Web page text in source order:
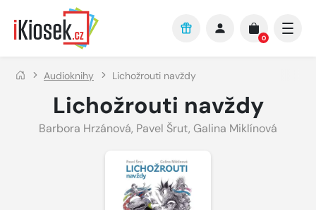
Přejít na hlavní obsah
0
Audioknihy Lichožrouti navždy
Lichožrouti navždy
Barbora Hrzánová, Pavel Šrut, Galina Miklínová